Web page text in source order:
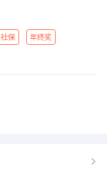
社保 年终奖